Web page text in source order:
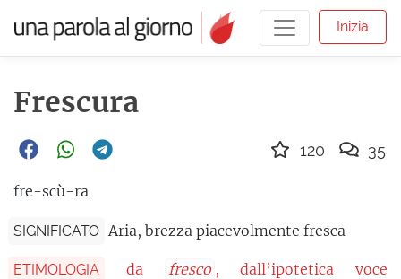
Inizia
Frescura
fre-scù-ra
SIGNIFICATO Aria, brezza piacevolmente fresca
ETIMOLOGIA da fresco , dall’ipotetica voce
120 35